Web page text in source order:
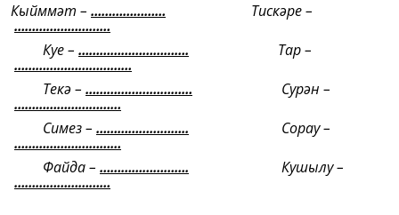
Кыйммәт – ………………… Тискәре –
………………………
Куе – …………………………. Тар –
……………………………
Текә – ………………………… Сурән –
…………………………
Симез – …………………….. Сорау –
…………………………
Файда – ……………………. Кушылу –
………………………